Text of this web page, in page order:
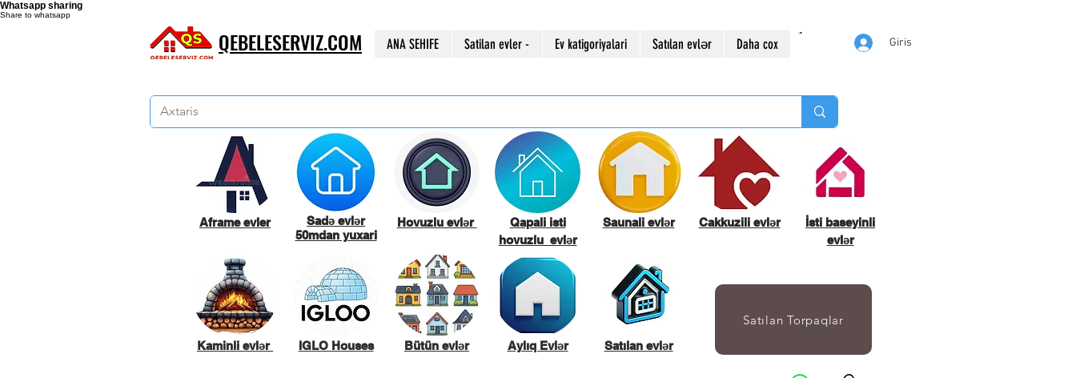
Whatsapp sharing
Share to whatsapp
QEBELESERVIZ.COM ANA SEHIFE Satilan evler - Ev katigoriyalari Satılan evlər Daha cox Giris
Aframe evler
Kaminli evlər
Sadə evlər
50mdan yuxari
IGLO Houses
Hovuzlu evlər
Bütün evlər
Qapali isti
hovuzlu evlər
Aylıq Evlər
Saunali evlər
Satılan evlər
Cakkuzili evlər
İsti baseyinli
evlər
Satılan Torpaqlar